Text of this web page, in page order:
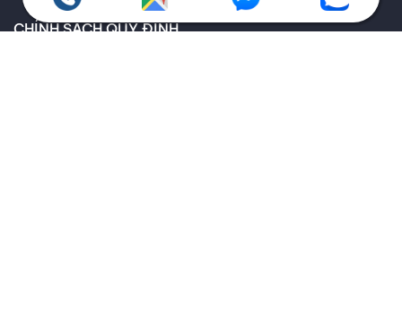
CHÍNH SÁCH QUY ĐỊNH